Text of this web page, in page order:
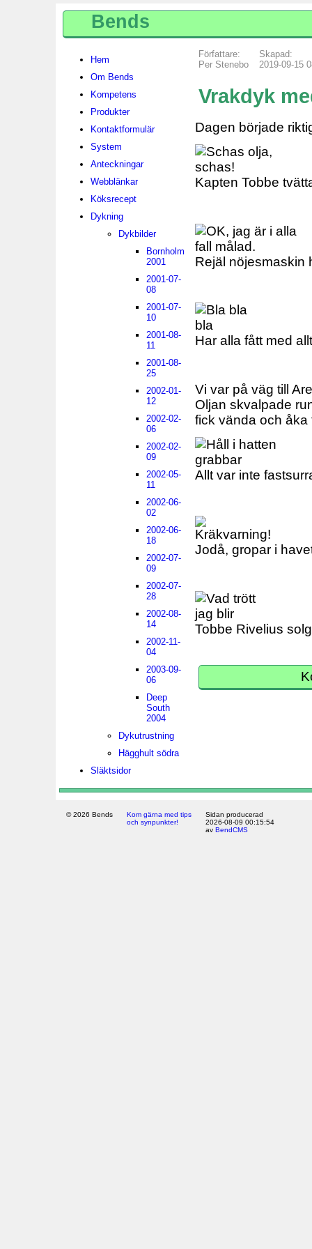
Bends
Hem
Om Bends
Kompetens
Produkter
Kontaktformulär
System
Anteckningar
Webblänkar
Köksrecept
Dykning
Dykbilder
Bornholm
2001
2001-07-
08
2001-07-
10
2001-08-
11
2001-08-
25
2002-01-
12
2002-02-
06
2002-02-
09
2002-05-
11
2002-06-
02
2002-06-
18
2002-07-
09
2002-07-
28
2002-08-
14
2002-11-
04
2003-09-
06
Deep
South
2004
Dykutrustning
Hägghult södra
Släktsidor
Författare:
Per Stenebo
Skapad:
2019-09-15
Vrakdyk
Dagen började
Kapten Tobbe
Rejäl nöjesmaskin
Har alla fått med
Vi var på väg till
Oljan skvalpade
fick vända och åka
Allt var inte
Jodå, gropar i
Tobbe Rivelius
© 2026 Bends
Kom gärna med tips
och synpunkter!
Sidan producerad
2026-08-09 00:15:54
av BendCMS